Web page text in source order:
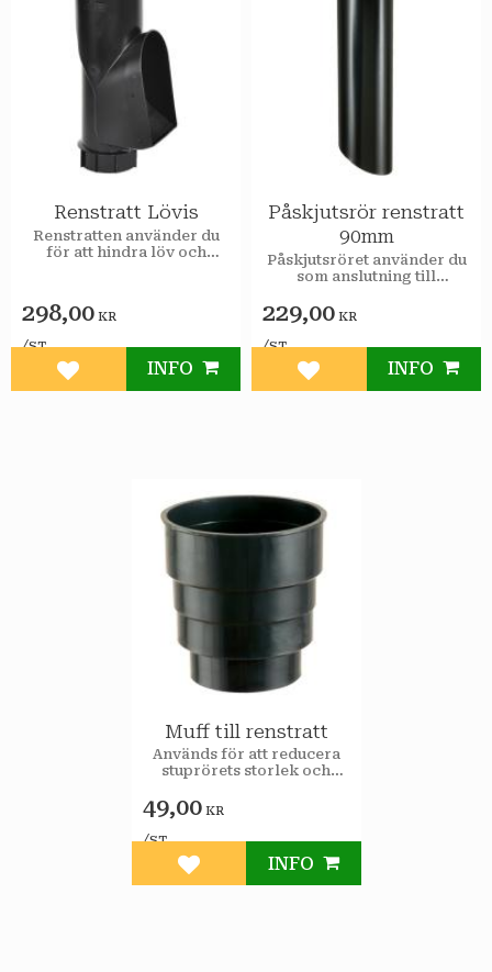
Renstratt Lövis
Renstratten använder du
för att hindra löv och
298,00 KR
/ST
Lägg till i favoriter
INFO
Påskjutsrör renstratt
90mm
Påskjutsröret använder du
som anslutning till
229,00 KR
/ST
Lägg till i favoriter
INFO
Muff till renstratt
Används för att reducera
stuprörets storlek och
självrensande lövsil.
49,00KR
/ST
Lägg till i favoriter
INFO